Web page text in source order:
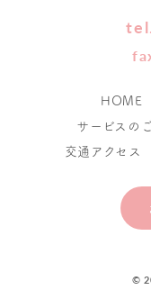
HOME
サービスの
交通アクセス
©